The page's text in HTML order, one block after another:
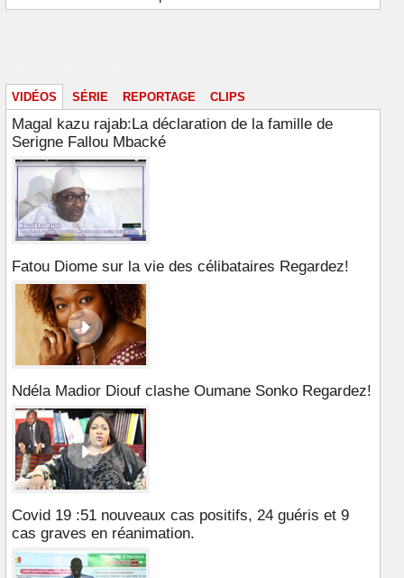
VIDÉOS SÉRIE REPORTAGE CLIPS
Magal kazu rajab:La déclaration de la famille de
Serigne Fallou Mbacké
Fatou Diome sur la vie des célibataires Regardez!
Ndéla Madior Diouf clashe Oumane Sonko Regardez!
Covid 19 :51 nouveaux cas positifs, 24 guéris et 9
cas graves en réanimation.